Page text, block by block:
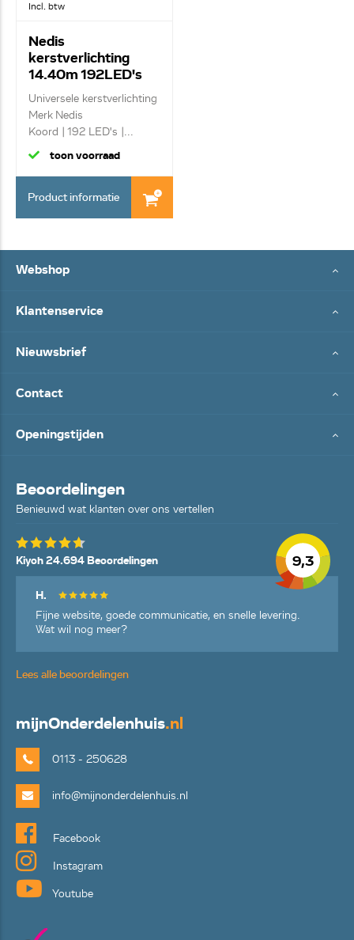
Incl. btw
Nedis
kerstverlichting
14.40m 192LED's
voor binnen/ buiten
CLBO192
Universele kerstverlichting
Merk Nedis
Koord | 192 LED's |...
toon voorraad
Product informatie
Webshop
Klantenservice
Nieuwsbrief
Contact
Openingstijden
Beoordelingen
Benieuwd wat klanten over ons vertellen
9,3
Kiyoh 24.694 Beoordelingen
H.
Fijne website, goede communicatie, en snelle levering.
Wat wil nog meer?
Lees alle beoordelingen
mijnOnderdelenhuis.nl
0113 - 250628
info@mijnonderdelenhuis.nl
Facebook
Instagram
Youtube